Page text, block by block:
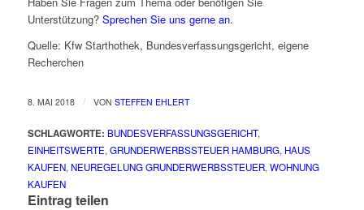
Unterstützung? Sprechen Sie uns gerne an.
Quelle: Kfw Starthothek, Bundesverfassungsgericht, eigene
Recherchen
8. MAI 2018 / VON STEFFEN EHLERT
SCHLAGWORTE: BUNDESVERFASSUNGSGERICHT,
EINHEITSWERTE, GRUNDERWERBSSTEUER HAMBURG, HAUS
KAUFEN, NEUREGELUNG GRUNDERWERBSSTEUER, WOHNUNG
KAUFEN
Eintrag teilen